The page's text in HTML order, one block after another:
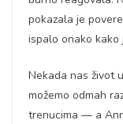
pokazala je
ispalo onako kako
Nekada nas život
možemo odmah
trenucima — a